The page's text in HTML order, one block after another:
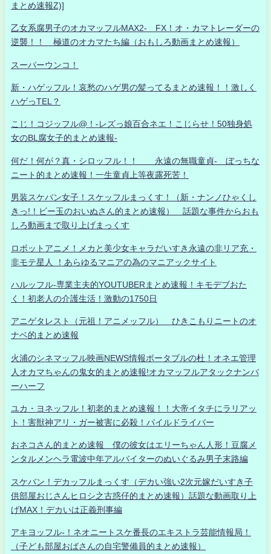
まとめ速報Z)]
乙女系腐男子のオカマッフルMAX2- FX！オ・カマトレーダーの
逆襲！！ 極道のオカマたち編（おもしろ動画まとめ速報）
スーパーウンコ！
新・ハゲッフル！哀愁のハゲ男の髪ってるまとめ速報！！激しく
ハゲっTEL？
こじ！コジッフル@！-レズっ娘百合ネエ！こじらせ！50独身処
女のBL腐女子的まとめ速報-
何だ！何が？真・シロッフル！！ 永遠の無職童貞- ぼっちな
ニート的まとめ速報！一生童貞上等夜露死苦！
男装スケバン女子！スケッフルまっくす！（新・ナンノひゃくし
きっ!！ビー玉のおいぬさん的まとめ速報） 話題な事件からおも
しろ動画まで取り上げまっくす
ロボットアニメ！メカと美少女キャラだいすき永遠の非リア充・
非モテ星人 ！あらゆるマニアの為のマニアックサイト
ハルッフル-専業主夫的YOUTUBERまとめ速報！キモデブおた
く！初老人の介護生活！激動の1750日
アニゲタレスト（元祖！アニメッフル） ひきこもりニートのオ
ナベ的まとめ速報
火浦のシネマッフル映画NEWS情報ポータブルの杜！オネエ管理
人オカマちゃんの鬼女的まとめ速報!オカマッフルアタックナンバ
ーハーフ
ユカ・ヨネッフル！初老的まとめ速報！！大帝イタチにラリアッ
ト！害獣神アリ・ガー被害に必殺！パイルドライバー
おネコさん的まとめ速報 僕の彼女はエリーちゃん人形！豆腐メ
ンタルメンヘラ電波中年アルバイターのぬいぐるみ男子末路編
スケバン！デカッフルまっくす（デカい強い2次元嫁だいすき子
供部屋おじさんヒロシ之古惑仔的まとめ速報）話題な動画取り上
げMAX！デカいは正義刑事編
アキヨッフル-！ネオニートスケ番長のエキストラ芸能情報局！
（子ども部屋おばさんの自宅警備員的まとめ速報）